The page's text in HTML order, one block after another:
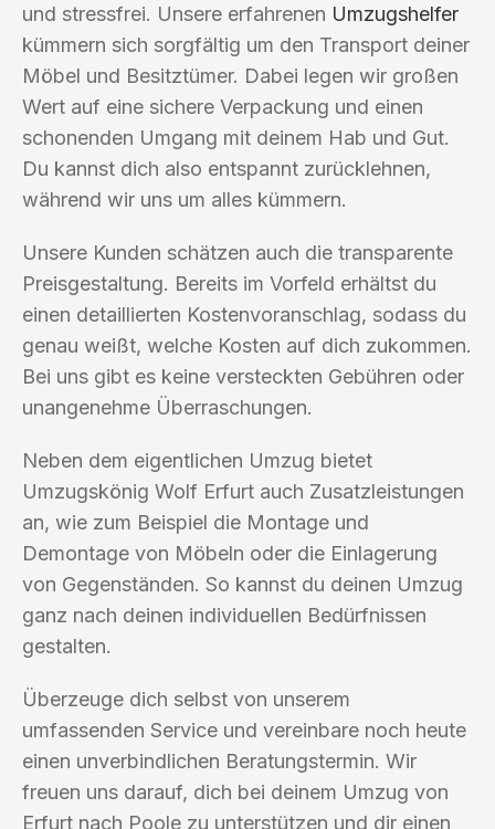
und stressfrei. Unsere erfahrenen Umzugshelfer
kümmern sich sorgfältig um den Transport deiner
Möbel und Besitztümer. Dabei legen wir großen
Wert auf eine sichere Verpackung und einen
schonenden Umgang mit deinem Hab und Gut.
Du kannst dich also entspannt zurücklehnen,
während wir uns um alles kümmern.
Unsere Kunden schätzen auch die transparente
Preisgestaltung. Bereits im Vorfeld erhältst du
einen detaillierten Kostenvoranschlag, sodass du
genau weißt, welche Kosten auf dich zukommen.
Bei uns gibt es keine versteckten Gebühren oder
unangenehme Überraschungen.
Neben dem eigentlichen Umzug bietet
Umzugskönig Wolf Erfurt auch Zusatzleistungen
an, wie zum Beispiel die Montage und
Demontage von Möbeln oder die Einlagerung
von Gegenständen. So kannst du deinen Umzug
ganz nach deinen individuellen Bedürfnissen
gestalten.
Überzeuge dich selbst von unserem
umfassenden Service und vereinbare noch heute
einen unverbindlichen Beratungstermin. Wir
freuen uns darauf, dich bei deinem Umzug von
Erfurt nach Poole zu unterstützen und dir einen